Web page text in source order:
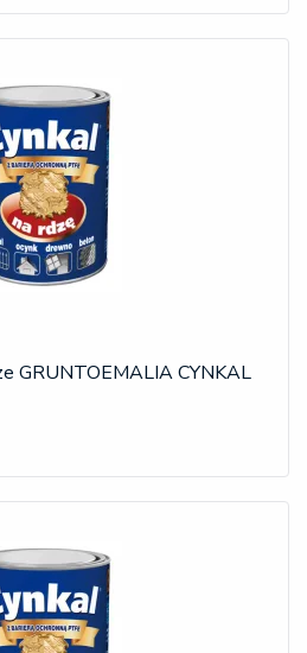
GRUNTOEMALIA CYNKAL